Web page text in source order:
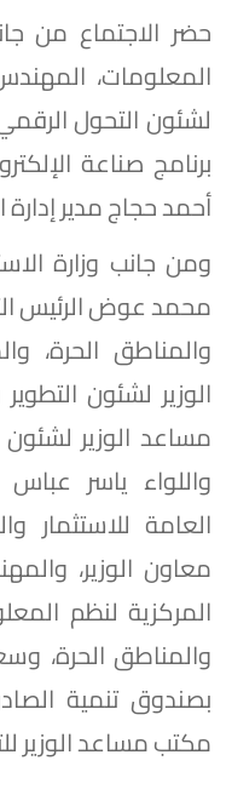
حضر الاجتماع من
المعلومات،
لشئون التحول
برنامج صناعة
أحمد حجاج مدير
ومن جانب وزارة
محمد عوض الرئيس
والمناطق
الوزير لشئون
مساعد الوزير لشئون
واللواء ياسر عباس
العامة للاستثمار
معاون الوزير،
المركزية لنظم
والمناطق الحرة،
بصندوق تنمية
مكتب مساعد الوزير